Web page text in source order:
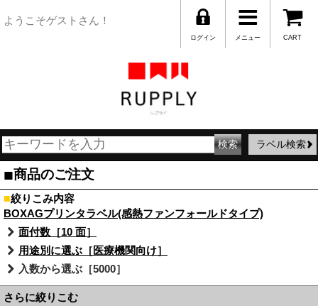
ようこそゲストさん！
CART
メニュー
ログイン
ラベル検索
■商品のご注文
■絞りこみ内容
BOXAGプリンタラベル(感熱ファンフォールドタイプ)
面付数［10 面］
用途別に選ぶ［医療機関向け］
入数から選ぶ［5000］
さらに絞りこむ